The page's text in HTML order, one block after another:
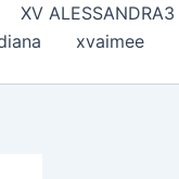
XV ALESSANDRA3
xvaimee